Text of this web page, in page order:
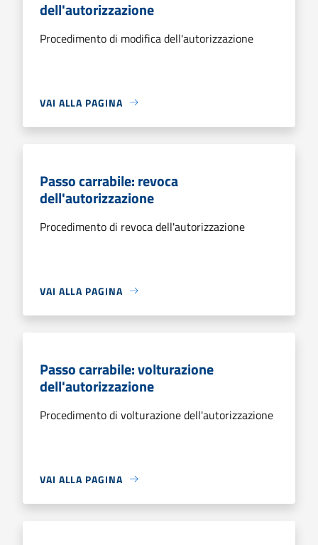
dell'autorizzazione
Procedimento di modifica dell'autorizzazione
VAI ALLA PAGINA
Passo carrabile: revoca
dell'autorizzazione
Procedimento di revoca dell'autorizzazione
VAI ALLA PAGINA
Passo carrabile: volturazione
dell'autorizzazione
Procedimento di volturazione dell'autorizzazione
VAI ALLA PAGINA